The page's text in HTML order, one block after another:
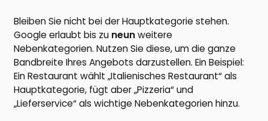
Bleiben Sie nicht bei der Hauptkategorie stehen.
Google erlaubt bis zu neunweitere
Nebenkategorien. Nutzen Sie diese, um die ganze
Bandbreite Ihres Angebots darzustellen. Ein Beispiel:
Ein Restaurant wählt „Italienisches Restaurant“ als
Hauptkategorie, fügt aber „Pizzeria“ und
„Lieferservice“ als wichtige Nebenkategorien hinzu.